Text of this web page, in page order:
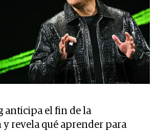
anticipa el fin de la
revela qué aprender para